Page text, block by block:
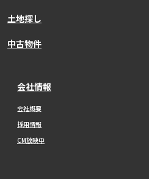
土地探し
中古物件
会社情報
会社概要
採用情報
CM放映中